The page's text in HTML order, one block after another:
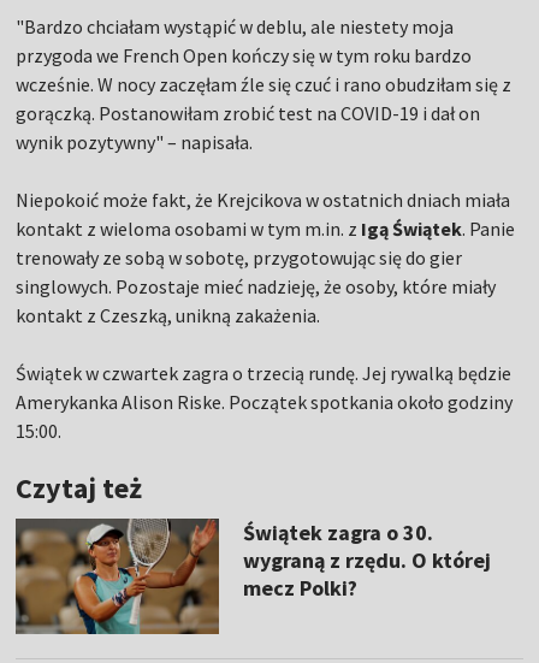
"Bardzo chciałam wystąpić w deblu, ale niestety moja
przygoda we French Open kończy się w tym roku bardzo
wcześnie. W nocy zaczęłam źle się czuć i rano obudziłam się z
gorączką. Postanowiłam zrobić test na COVID-19 i dał on
wynik pozytywny" – napisała.
Niepokoić może fakt, że Krejcikova w ostatnich dniach miała
kontakt z wieloma osobami w tym m.in. z Igą Świątek. Panie
trenowały ze sobą w sobotę, przygotowując się do gier
singlowych. Pozostaje mieć nadzieję, że osoby, które miały
kontakt z Czeszką, unikną zakażenia.
Świątek w czwartek zagra o trzecią rundę. Jej rywalką będzie
Amerykanka Alison Riske. Początek spotkania około godziny
15:00.
Czytaj też
Świątek zagra o 30.
wygraną z rzędu. O której
mecz Polki?